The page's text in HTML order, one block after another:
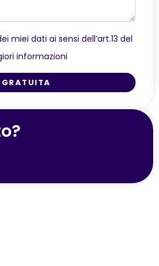
dati ai sensi dell’art.13 del
informazioni